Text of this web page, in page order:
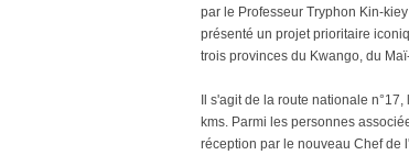
par le Professeur Tryphon Kin-
présenté un projet prioritaire
trois provinces du Kwango, du
Il s'agit de la route nationale
kms. Parmi les personnes
réception par le nouveau Chef de